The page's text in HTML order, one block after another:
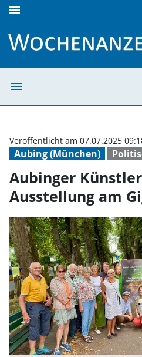
menu
menu
Aubing (München)
Veröffentlicht am 07.07.2025
Aubinger
Ausstellung am